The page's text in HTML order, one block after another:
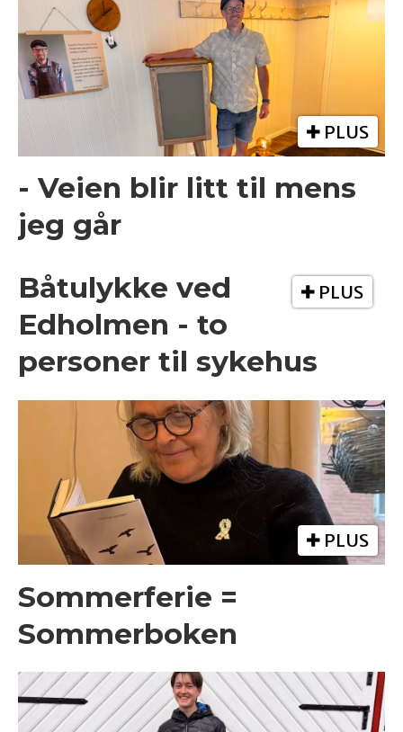
PLUS
- Veien blir litt til mens
jeg går
PLUS
Båtulykke ved
Edholmen - to
personer til sykehus
PLUS
Sommerferie =
Sommerboken